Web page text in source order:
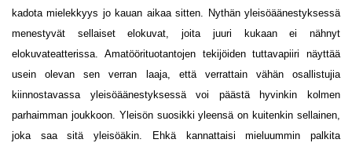
kadota mielekkyys jo kauan aikaa sitten. Nythän yleisöäänestyksessä
menestyvät sellaiset elokuvat, joita juuri kukaan ei nähnyt
elokuvateatterissa. Amatöörituotantojen tekijöiden tuttavapiiri näyttää
usein olevan sen verran laaja, että verrattain vähän osallistujia
kiinnostavassa yleisöäänestyksessä voi päästä hyvinkin kolmen
parhaimman joukkoon. Yleisön suosikki yleensä on kuitenkin sellainen,
joka saa sitä yleisöäkin. Ehkä kannattaisi mieluummin palkita